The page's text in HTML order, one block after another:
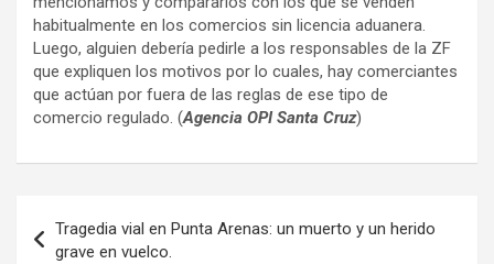
habitualmente en los comercios sin licencia aduanera.
Luego, alguien debería pedirle a los responsables de la ZF
que expliquen los motivos por lo cuales, hay comerciantes
que actúan por fuera de las reglas de ese tipo de
comercio regulado. (Agencia OPI Santa Cruz)
de
Tragedia vial en Punta Arenas: un muerto y un herido
grave en vuelco.